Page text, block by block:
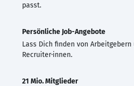
passt.
Persönliche Job-Angebote
Lass Dich finden von Arbeitgebern
Recruiter·innen.
21 Mio. Mitglieder